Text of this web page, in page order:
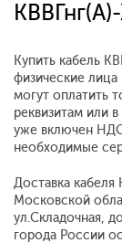
Купить кабель
физические
могут оплатить
реквизитам или
уже включен
необходимые
Доставка
Московской
ул.Складочная,
города России